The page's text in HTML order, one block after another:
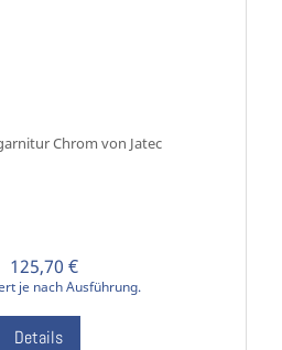
Chrom von Jatec
125,70 €
je nach Ausführung.
Details